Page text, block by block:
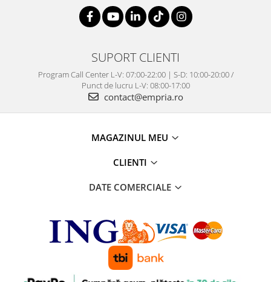
SUPORT CLIENTI
Program Call Center L-V: 07:00-22:00 | S-D: 10:00-20:00 /
Punct de lucru L-V: 08:00-17:00
contact@empria.ro
MAGAZINUL MEU
CLIENTI
DATE COMERCIALE